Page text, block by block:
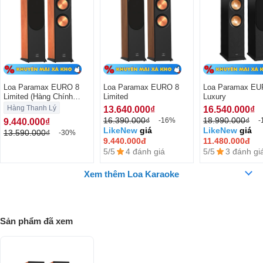
Tham dự sự kiện ra mắt sản phẩm Amply số Z-A450 cùng Loa HiFi
EURO 8 series "Tinh hoa công nghệ"
Loa Paramax EURO 8
Limited (Hàng Chính
Hãng Likenew)
Hàng Thanh Lý
9.440.000₫
13.590.000₫ -30%
Loa Paramax EURO 8
Limited
13.640.000₫
16.390.000₫ -16%
LikeNew giá
9.440.000đ
5/5
4 đánh giá
Loa Paramax
Luxury
16.540.000₫
18.990.000₫ -
LikeNew giá
11.480.000đ
5/5
3 đánh
Xem thêm Loa Karaoke
Sản phẩm đã xem